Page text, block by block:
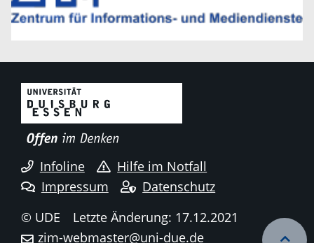
Infoline
Hilfe im Notfall
Impressum
Datenschutz
© UDE
Letzte Änderung: 17.12.2021
zim-webmaster@uni-due.de